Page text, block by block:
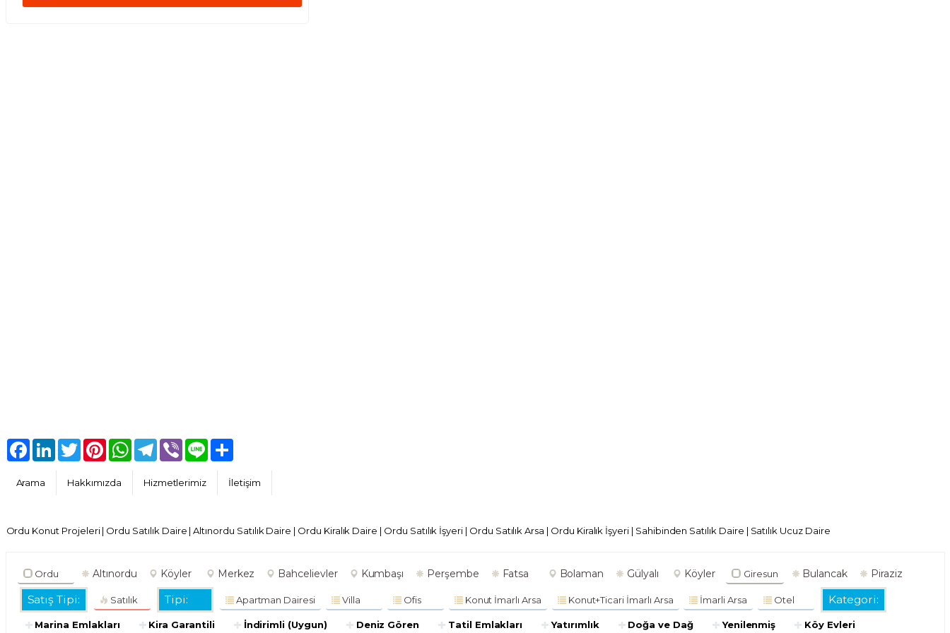
Arama Hakkımızda Hizmetlerimiz İletişim
Ordu Konut Projeleri| Ordu Satılık Daire |Altınordu Satılık Daire | Ordu Kiralık Daire | Ordu Satılık İşyeri | Ordu Satılık Arsa | Ordu Kiralık İşyeri | Sahibinden Satılık Daire | Satılık Ucuz Daire
Ordu Altınordu Köyler Merkez Bahcelievler Kumbaşı Perşembe Fatsa Bolaman Gülyalı Köyler Giresun Bulancak Piraziz
Satış Tipi: Satılık Tipi: Apartman Dairesi Villa Ofis Konut İmarlı Arsa Konut+Ticari İmarlı Arsa İmarli Arsa Otel Kategori:
Marina Emlakları Kira Garantili İndirimli (Uygun) Deniz Gören Tatil Emlakları Yatırımlık Doğa ve Dağ Yenilenmiş Köy Evleri
Facebook
LinkedInTwitterPinterestWhatsAppTelegram
Viber Line Share